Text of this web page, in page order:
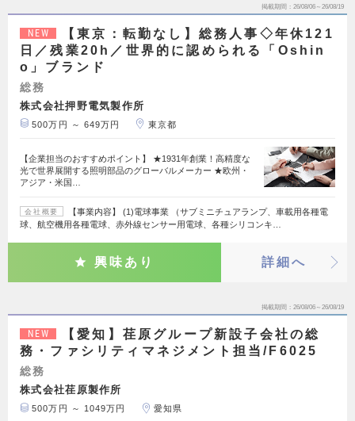
掲載期間 26/08/06～26/08/19
NEW
【東京：転勤なし】総務人事◇年休121
日／残業20h／世界的に認められる「Oshin
o」ブランド
総務
株式会社押野電気製作所
500万円 ～ 649万円 東京都
【企業担当のおすすめポイント】 ★1931年創業！高精度な
光で世界展開する照明部品のグローバルメーカー ★欧州・
アジア・米国…
会社概要
【事業内容】 (1)電球事業 （サブミニチュアランプ、車載用各種電
球、航空機用各種電球、赤外線センサー用電球、各種シリコンキ…
興味あり 詳細へ
掲載期間 26/08/06～26/08/19
NEW
【愛知】荏原グループ新設子会社の総
務・ファシリティマネジメント担当/F6025
総務
株式会社荏原製作所
500万円 ～ 1049万円 愛知県